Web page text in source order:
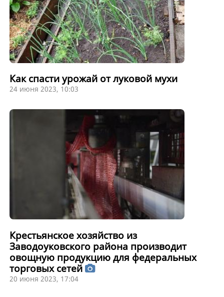
Как спасти урожай от луковой мухи
24 июня 2023, 10:03
Крестьянское хозяйство из
Заводоуковского района производит
овощную продукцию для федеральных
торговых сетей
20 июня 2023, 17:04